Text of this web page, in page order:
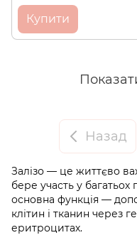
Купити
Назад
Залізо — це життєво
бере участь у багатьох
основна функція —
клітин і тканин через
еритроцитах.